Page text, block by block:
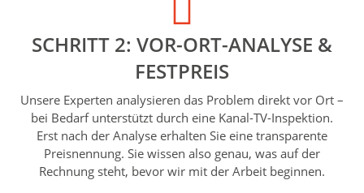
SCHRITT 2: VOR-ORT-ANALYSE &
FESTPREIS
Unsere Experten analysieren das Problem direkt vor Ort –
bei Bedarf unterstützt durch eine Kanal-TV-Inspektion.
Erst nach der Analyse erhalten Sie eine transparente
Preisnennung. Sie wissen also genau, was auf der
Rechnung steht, bevor wir mit der Arbeit beginnen.